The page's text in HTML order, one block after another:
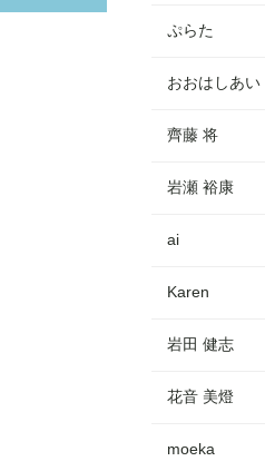
ぷらた
おおはしあい
齊藤 将
岩瀬 裕康
ai
Karen
岩田 健志
花音 美燈
moeka